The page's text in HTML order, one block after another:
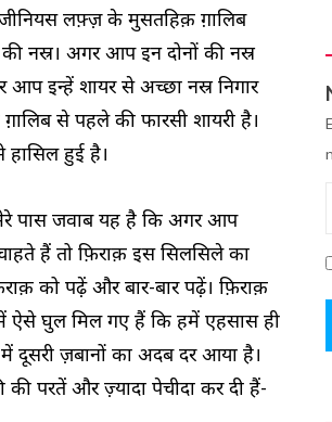
लफ़्ज़ के मुसतहिक़ ग़ालिब
नस्र। अगर आप इन दोनों की नस्र
इन्हें शायर से अच्छा नस्र निगार
से पहले की फारसी शायरी है।
हासिल हुई है।
पास जवाब यह है कि अगर आप
हैं तो फ़िराक़ इस सिलसिले का
को पढ़ें और बार-बार पढ़ें। फ़िराक़
ऐसे घुल मिल गए हैं कि हमें एहसास ही
में दूसरी ज़बानों का अदब दर आया है।
परतें और ज़्यादा पेचीदा कर दी हैं-